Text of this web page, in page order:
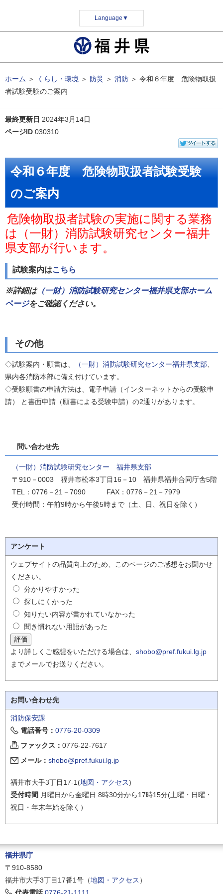
Language ▼
ホーム ＞ くらし・環境 ＞ 防災 ＞ 消防 ＞ 令和６年度 危険物取扱
者試験受験のご案内
最終更新日 2024年3月14日
ページID 030310
令和６年度 危険物取扱者試験受験
のご案内
危険物取扱者試験の実施に関する業務
は（一財）消防試験研究センター福井
県支部が行います。
試験案内はこちら
※詳細は（一財）消防試験研究センター福井県支部ホーム
ページをご確認ください。
その他
◇試験案内・願書は、 （一財）消防試験研究センター福井県支部
県内各消防本部に備え付けています。
◇受験願書の申請方法は、電子申請（インターネットからの受験申
請） と書面申請（願書による受験申請）の2通りがあります。
問い合わせ先
（一財）消防試験研究センター 福井県支部
〒910－0003 福井市松本3丁目16－10 福井県福井合同庁舎5階
TEL：0776－21－7090 FAX：0776－21－7979
受付時間：午前9時から午後5時まで（土、日、祝日を除く）
アンケート
ウェブサイトの品質向上のため、このページのご感想をお聞かせ
ください。
分かりやすかった
探しにくかった
知りたい内容が書かれていなかった
聞き慣れない用語があった
より詳しくご感想をいただける場合は、 shobo@pref.fukui.lg.jp
までメールでお送りください。
お問い合わせ先
消防保安課
電話番号： 0776-20-0309
ファックス： 0776-22-7617
メール： shobo@pref.fukui.lg.jp
福井市大手3丁目17-1(地図・アクセス)
受付時間 月曜日から金曜日 8時30分から17時15分(土曜・日曜・
祝日・年末年始を除く）
福井県庁
〒910-8580
福井市大手3丁目17番1号（地図・アクセス ）
代表電話 0776-21-1111